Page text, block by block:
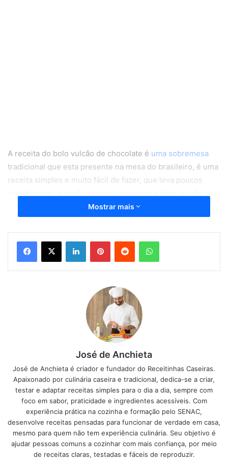
A receita do bolo vulcão de chocolate é uma sobremesa
tradicional que esta presente na mesa do brasileiro, é uma
receita simples e muito fácil de fazer, que leva poucos
chocolate em poucos minutos.
Confira abaixo o passo a passo, os ingredientes, e como
preparamos a cobertura do bolo.
Dificuldade: fácil
Tempo de preparação: 50 minutos
Ingredientes do bolo vulcão de
2 colheres (sopa) de manteiga
3 copos de farinha de trigo
2 ovos
2 copos de leite (ou mais, se ficar grosso, a ideia é deixar
cremoso)
1 colher (chá) de fermento para bolo
3 copos (americanos) de açúcar
Mostrar mais
LinkedinPinterestReddit WhatsApp
José de Anchieta
José de Anchieta é criador e fundador do Receitinhas Caseiras.
Apaixonado por culinária caseira e tradicional, dedica-se a criar,
testar e adaptar receitas simples para o dia a dia, sempre com
foco em sabor, praticidade e ingredientes acessíveis. Com
experiência prática na cozinha e formação pelo SENAC,
desenvolve receitas pensadas para funcionar de verdade em casa,
mesmo para quem não tem experiência culinária. Seu objetivo é
ajudar pessoas comuns a cozinhar com mais confiança, por meio
de receitas claras, testadas e fáceis de reproduzir.